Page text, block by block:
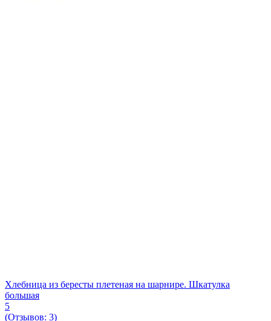
Хлебница из бересты плетеная на шарнире. Шкатулка
большая
5
(Отзывов: 3)